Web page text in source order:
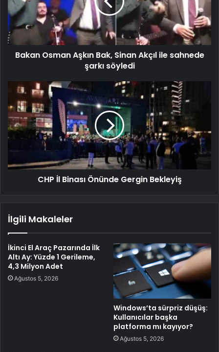
Bakan Osman Aşkın Bak, Sinan Akçıl ile sahnede
şarkı söyledi
CHP İl Binası Önünde Gergin Bekleyiş
İlgili Makaleler
İkinci El Araç Pazarında İlk
Altı Ay: Yüzde 1 Gerileme,
4,3 Milyon Adet
Ağustos 5, 2026
Windows’ta sürpriz düşüş:
Kullanıcılar başka
platforma mı kayıyor?
Ağustos 5, 2026